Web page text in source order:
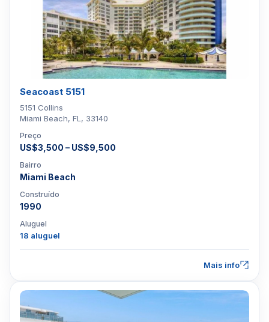
Seacoast 5151
5151 Collins
Miami Beach, FL, 33140
Preço
US$3,500 – US$9,500
Bairro
Miami Beach
Construído
1990
Aluguel
18 aluguel
Mais info